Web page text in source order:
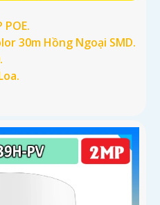
POE.
30m Hồng Ngoại SMD.